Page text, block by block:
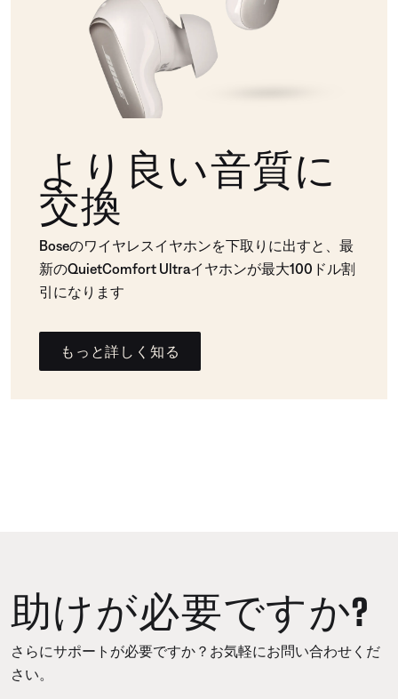
より良い音質に
交換
Boseのワイヤレスイヤホンを下取りに出すと、最
新のQuietComfort Ultraイヤホンが最大100ドル割
引になります
もっと詳しく知る
助けが必要ですか?
さらにサポートが必要ですか？お気軽にお問い合わせくだ
さい。